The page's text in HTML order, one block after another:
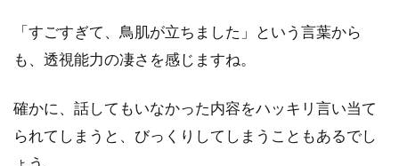
「すごすぎて、鳥肌が立ちました」という言葉から
も、透視能力の凄さを感じますね。
確かに、話してもいなかった内容をハッキリ言い当て
られてしまうと、びっくりしてしまうこともあるでし